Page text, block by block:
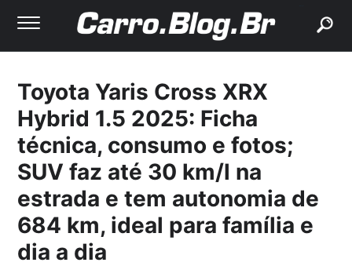
Toyota Yaris Cross XRX
Hybrid 1.5 2025: Ficha
técnica, consumo e fotos;
SUV faz até 30 km/l na
estrada e tem autonomia de
684 km, ideal para família e
dia a dia